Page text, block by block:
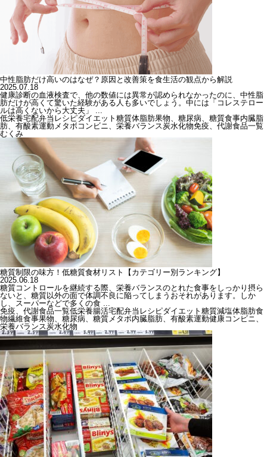
中性脂肪だけ高いのはなぜ？原因と改善策を食生活の観点から解説
2025.07.18
健康診断の血液検査で、他の数値には異常が認められなかったのに、中性脂
肪だけが高くて驚いた経験がある人も多いでしょう。中には「コレステロー
ルは高くないから大丈夫」 ...
低栄養宅配弁当 レシピダイエット 糖質体脂肪果物、糖尿病、糖質食事内臓脂
肪、有酸素運動メタボコンビニ、栄養バランス炭水化物免疫、代謝食品一覧
むくみ
糖質制限の味方！低糖質食材リスト【カテゴリー別ランキング】
2025.06.18
糖質コントロールを継続する際、栄養バランスのとれた食事をしっかり摂ら
ないと、糖質以外の面で体調不良に陥ってしまうおそれがあります。しか
し、スーパーなどで多くの食 ...
免疫、代謝食品一覧低栄養腸活宅配弁当 レシピダイエット 糖質減塩体脂肪食
物繊維食事果物、糖尿病、糖質メタボ内臓脂肪、有酸素運動健康コンビニ、
栄養バランス炭水化物